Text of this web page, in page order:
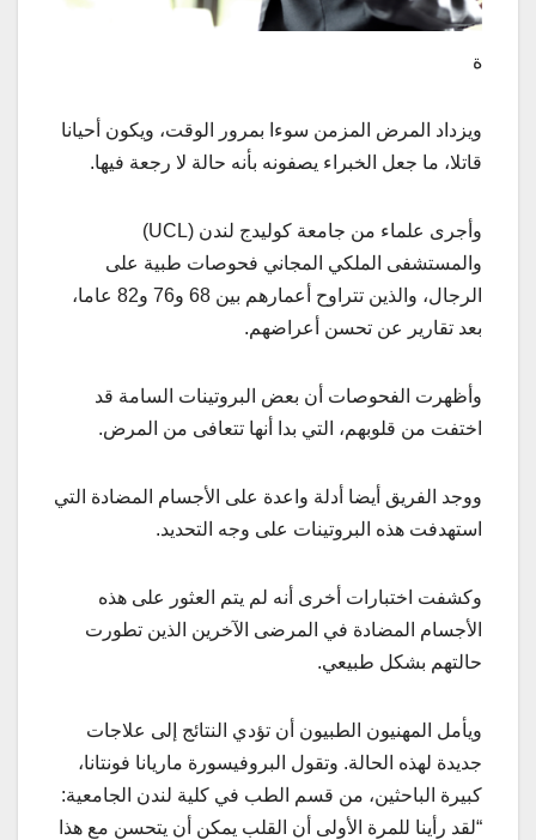
ة
ويزداد المرض المزمن سوءا بمرور الوقت، ويكون أحيانا
قاتلا، ما جعل الخبراء يصفونه بأنه حالة لا رجعة فيها.
وأجرى علماء من جامعة كوليدج لندن (UCL)
والمستشفى الملكي المجاني فحوصات طبية على
الرجال، والذين تتراوح أعمارهم بين 68 و76 و82 عاما،
بعد تقارير عن تحسن أعراضهم.
وأظهرت الفحوصات أن بعض البروتينات السامة قد
اختفت من قلوبهم، التي بدا أنها تتعافى من المرض.
ووجد الفريق أيضا أدلة واعدة على الأجسام المضادة التي
استهدفت هذه البروتينات على وجه التحديد.
وكشفت اختبارات أخرى أنه لم يتم العثور على هذه
الأجسام المضادة في المرضى الآخرين الذين تطورت
حالتهم بشكل طبيعي.
ويأمل المهنيون الطبيون أن تؤدي النتائج إلى علاجات
جديدة لهذه الحالة. وتقول البروفيسورة ماريانا فونتانا،
كبيرة الباحثين، من قسم الطب في كلية لندن الجامعية:
“لقد رأينا للمرة الأولى أن القلب يمكن أن يتحسن مع هذا